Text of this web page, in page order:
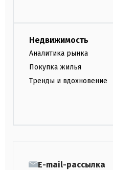
Недвижимость
Аналитика рынка
Покупка жилья
Тренды и вдохновение
E-mail-рассылка